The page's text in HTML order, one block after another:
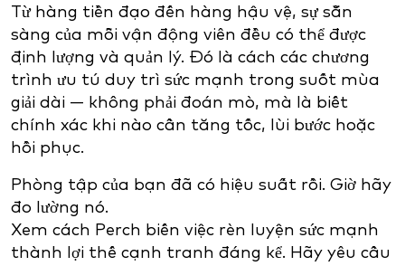
Từ hàng tiền đạo đến hàng hậu vệ, sự sẵn
sàng của mỗi vận động viên đều có thể được
định lượng và quản lý. Đó là cách các chương
trình ưu tú duy trì sức mạnh trong suốt mùa
giải dài — không phải đoán mò, mà là biết
chính xác khi nào cần tăng tốc, lùi bước hoặc
hồi phục.
Phòng tập của bạn đã có hiệu suất rồi. Giờ hãy
đo lường nó.
Xem cách Perch biến việc rèn luyện sức mạnh
thành lợi thế cạnh tranh đáng kể. Hãy yêu cầu